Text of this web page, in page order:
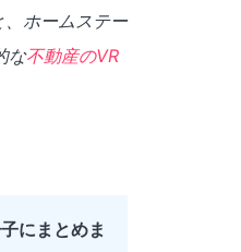
ホームステー
な不動産のVR
にまとめま